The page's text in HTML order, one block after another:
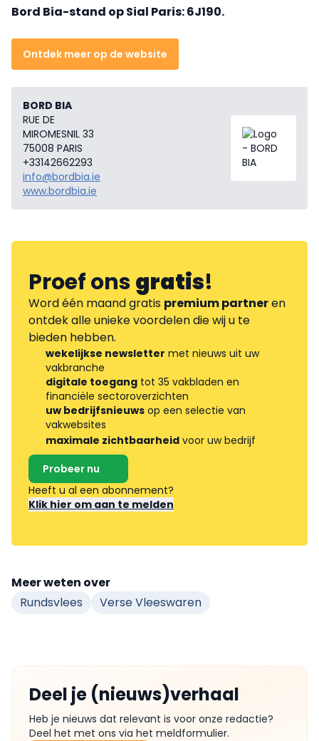
Bord Bia-stand op Sial Paris: 6J190.
Ontdek meer op de website
BORD BIA
RUE DE
MIROMESNIL 33
75008 PARIS
+33142662293
info@bordbia.ie
www.bordbia.ie
Proef onsgratis!
Word één maand gratis premium partneren
ontdek alle unieke voordelen die wij u te
bieden hebben.
wekelijkse newsletter met nieuws uit uw
vakbranche
digitale toegang tot 35 vakbladen en
financiële sectoroverzichten
uw bedrijfsnieuws op een selectie van
vakwebsites
maximale zichtbaarheid voor uw bedrijf
Probeer nu
Heeft u al een abonnement?
Klik hier om aan te melden
Meer weten over
Rundsvlees
Verse Vleeswaren
Deel je (nieuws)verhaal
Heb je nieuws dat relevant is voor onze redactie?
Deel het met ons via het meldformulier.